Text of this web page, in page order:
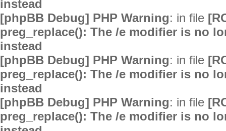
instead
[phpBB Debug] PHP Warning: in file
preg_replace(): The /e modifier is no
instead
[phpBB Debug] PHP Warning: in file
preg_replace(): The /e modifier is no
instead
[phpBB Debug] PHP Warning: in file
preg_replace(): The /e modifier is no